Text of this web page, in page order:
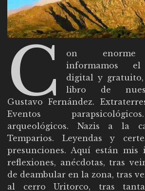
C
on enorme
informamos el
digital y
libro de
Gustavo Fernández.
Eventos
arqueológicos. Nazis a la
Temparios. Leyendas y
presunciones. Aquí están mis
reflexiones, anécdotas, tras
de deambular en la zona, tras
al cerro Uritorco, tras